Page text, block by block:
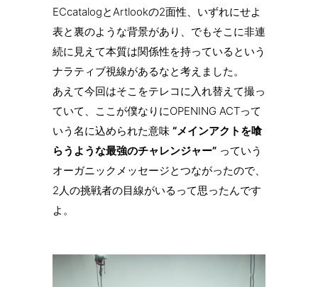
ECcatalogとArtlookの2面性、いずれにせよ
表と裏のような背景があり、でもそこに非連
続に見えて本質は関係性を持っているという
ナラティブ視線があるなと考えました。
あえて今回はそこをテレコに入れ替えて撮っ
ていて、ここが僕なりにOPENING ACTって
いう名に込められた意味 “メインアクトを喰
らうような最強のチャレンジャー” っていう
オーガニックメッセージとつながったので、
2人の挑戦者の目線がいるって思ったんです
よ。